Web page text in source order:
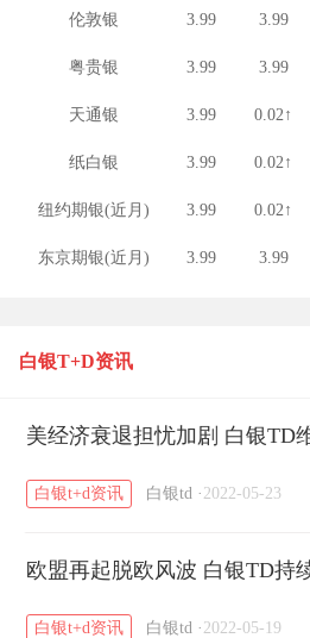
伦敦银 3.99 3.99
粤贵银 3.99 3.99
天通银 3.99 0.02↑
纸白银 3.99 0.02↑
纽约期银(近月) 3.99 0.02↑
东京期银(近月) 3.99 3.99
白银T+D资讯
美经济衰退担忧加剧 白银TD
白银t+d资讯 白银td · 2022-05-23
欧盟再起脱欧风波 白银TD持
白银t+d资讯 白银td · 2022-05-19